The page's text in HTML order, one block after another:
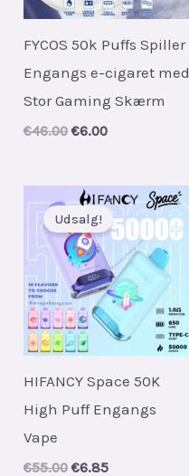
FYCOS 50k Puffs Spiller
Engangs e-cigaret med
Stor Gaming Skærm
€46.00 Original
€46.00.
€6.00Current
€6.00.
Udsalg!
HIFANCY Space 50K
High Puff Engangs
Vape
€55.00 Original
€6.85Current